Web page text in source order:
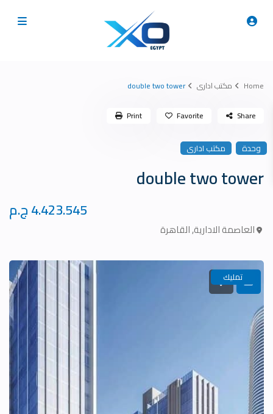
Home مكتب ادارى double two tower
وحدة مكتب ادارى
double two tower
4.423.545 ج.م
العاصمة الادارية,القاهرة
Share
Favorite
Print
تمليك